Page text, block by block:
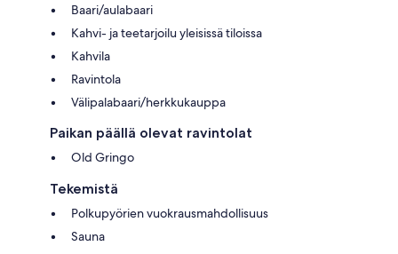
Baari/aulabaari
Kahvi- ja teetarjoilu yleisissä tiloissa
Kahvila
Ravintola
Välipalabaari/herkkukauppa
Paikan päällä olevat ravintolat
Old Gringo
Tekemistä
Polkupyörien vuokrausmahdollisuus
Sauna